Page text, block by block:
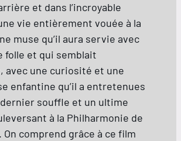
et dans l’incroyable
vie entièrement vouée à la
muse qu’il aura servie avec
folle et qui semblait
avec une curiosité et une
enfantine qu’il a entretenues
dernier souffle et un ultime
à la Philharmonie de
On comprend grâce à ce film